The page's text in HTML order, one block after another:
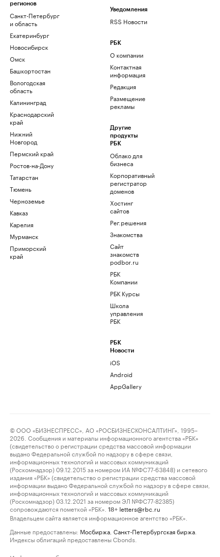
регионов
Санкт-Петербург
и область
Екатеринбург
Новосибирск
Омск
Башкортостан
Вологодская
область
Калининград
Краснодарский
край
Нижний
Новгород
Пермский край
Ростов-на-Дону
Татарстан
Тюмень
Черноземье
Кавказ
Карелия
Мурманск
Приморский
край
Уведомления
RSS Новости
РБК
О компании
Контактная
информация
Редакция
Размещение
рекламы
Другие
продукты
РБК
Облако для
бизнеса
Корпоративный
регистратор
доменов
Хостинг
сайтов
Рег.решения
Знакомства
Сайт
знакомств
podbor.ru
РБК
Компании
РБК Курсы
Школа
управления
РБК
РБК
Новости
iOS
Android
AppGallery
© ООО «БИЗНЕСПРЕСС», АО «РОСБИЗНЕСКОНСАЛТИНГ», 1995–
2026. Сообщения и материалы информационного агентства «РБК»
(свидетельство о регистрации средства массовой информации
выдано Федеральной службой по надзору в сфере связи,
информационных технологий и массовых коммуникаций
(Роскомнадзор) 09.12.2015 за номером ИА №ФС77-63848) и сетевого
издания «РБК» (свидетельство о регистрации средства массовой
информации выдано Федеральной службой по надзору в сфере связи,
информационных технологий и массовых коммуникаций
(Роскомнадзор) 03.12.2021 за номером ЭЛ №ФС77-82385)
сопровождаются пометкой «РБК».
18+ letters@rbc.ru
Владельцем сайта является информационное агентство «РБК».
Данные предоставлены: Мосбиржа Санкт-Петербургская биржа
Индексы облигаций предоставлены Cbonds.